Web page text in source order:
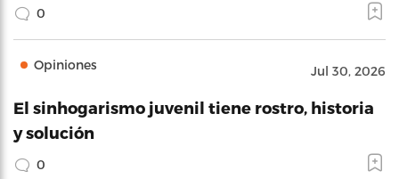
0
Opiniones Jul 30, 2026
El sinhogarismo juvenil tiene rostro, historia
y solución
0